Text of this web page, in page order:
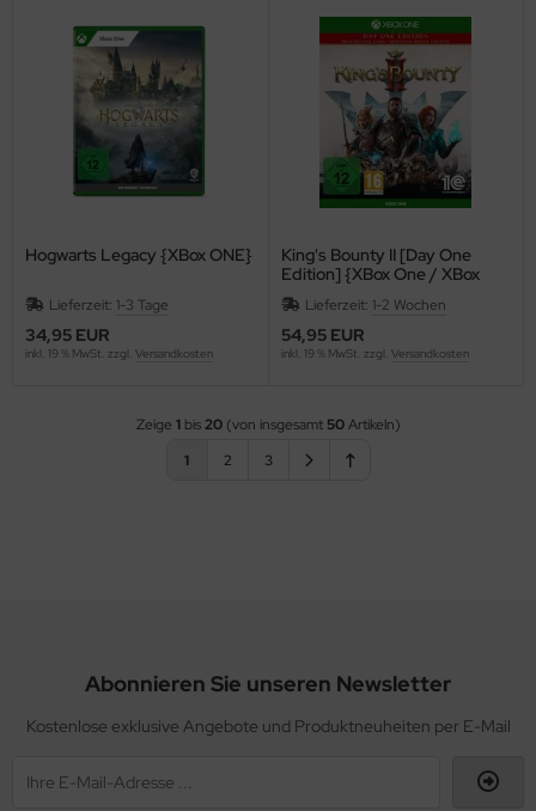
Hogwarts Legacy {XBox ONE}
Lieferzeit: 1-3 Tage
34,95 EUR
inkl. 19 % MwSt. zzgl. Versandkosten
King's Bounty II [Day One
Edition] {XBox One / XBox
Series X}
Lieferzeit: 1-2 Wochen
54,95 EUR
inkl. 19 % MwSt. zzgl. Versandkosten
Zeige 1bis20(von insgesamt 50Artikeln)
1
2 3
Abonnieren Sie unseren Newsletter
Kostenlose exklusive Angebote und Produktneuheiten per E-Mail